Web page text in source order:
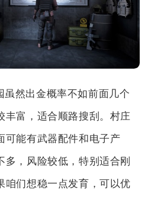
虽然出金概率不如前面几个
丰富，适合顺路搜刮。村庄
可能有武器配件和电子产
，风险较低，特别适合刚
咱们想稳一点发育，可以优